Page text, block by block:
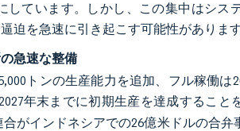
ています。しかし、この集中はシス
迫を急速に引き起こす可能性があります
急速な整備
トンの生産能力を追加、フル稼働
年末までに初期生産を達成すること
がインドネシアでの26億米ドルの合弁